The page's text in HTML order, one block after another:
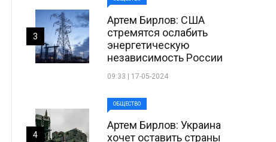
Артем Бирлов: США
стремятся ослабить
энергетическую
независимость России
09:33 | 17-05-2024
3
ОБЩЕСТВО
Артем Бирлов: Украина
хочет оставить страны
4